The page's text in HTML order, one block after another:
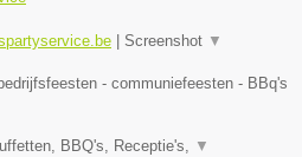
Screenshot ▼
- communiefeesten - BBq's
BBQ's, Receptie's, ▼